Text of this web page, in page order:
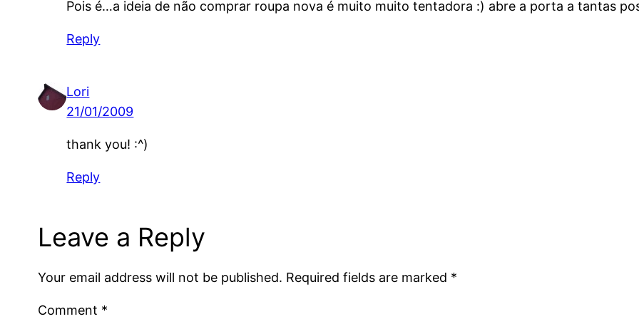
Pois é…a ideia de não comprar roupa nova é muito muito tentadora :) abre a porta a tantas
Reply
Lori
21/01/2009
thank you! :^)
Reply
Leave a Reply
Your email address will not be published. Required fields are marked *
Comment *